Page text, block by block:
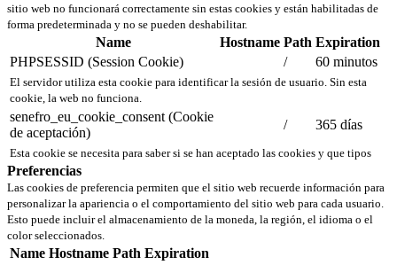
sitio web no funcionará correctamente sin estas cookies y están habilitadas de
forma predeterminada y no se pueden deshabilitar.
Name Hostname Path Expiration
PHPSESSID (Session Cookie)
/ 60 minutos
El servidor utiliza esta cookie para identificar la sesión de usuario. Sin esta
cookie, la web no funciona.
senefro_eu_cookie_consent (Cookie
de aceptación)
/ 365 días
Esta cookie se necesita para saber si se han aceptado las cookies y que tipos
Preferencias
Las cookies de preferencia permiten que el sitio web recuerde información para
personalizar la apariencia o el comportamiento del sitio web para cada usuario.
Esto puede incluir el almacenamiento de la moneda, la región, el idioma o el
color seleccionados.
Name Hostname Path Expiration